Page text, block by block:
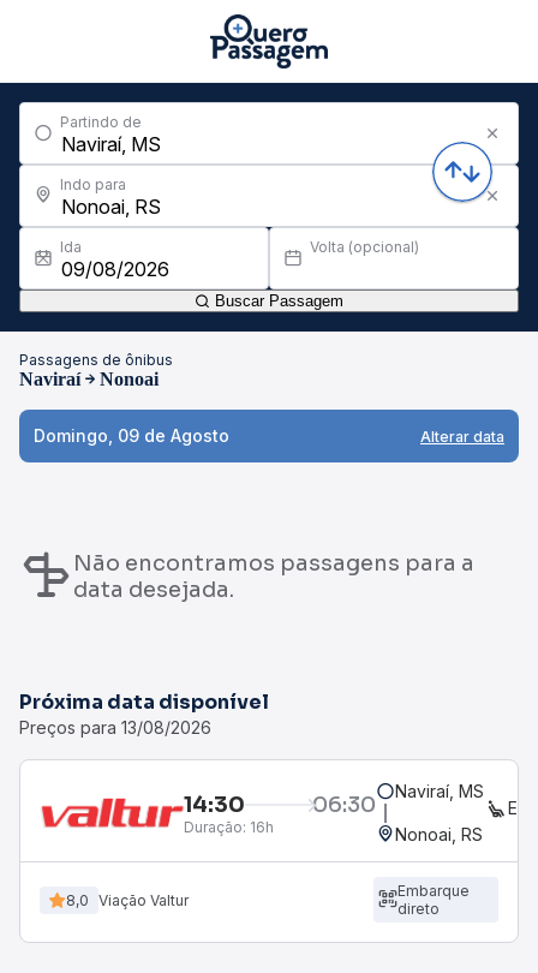
Partindo de
Indo para
Ida Volta (opcional)
Buscar Passagem
Passagens de ônibus
Naviraí Nonoai
Domingo, 09 de Agosto Alterar data
Não encontramos passagens para a
data desejada.
Próxima data disponível
Preços para 13/08/2026
14:30 06:30
Duração: 16h
Naviraí, MS
Nonoai, RS
8,0 Viação Valtur
Embarque
direto